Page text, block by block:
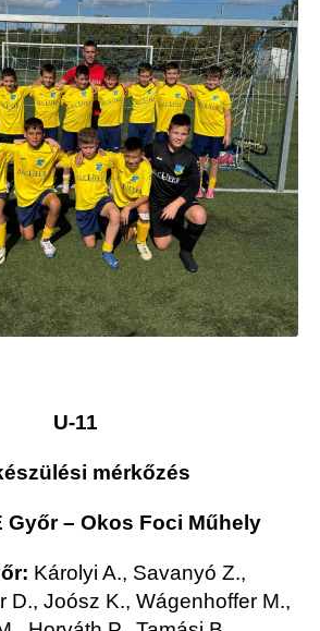
U-11
mérkőzés
Győr – Okos Foci Műhely
Károlyi A., Savanyó Z.,
D., Joósz K., Wágenhoffer M.,